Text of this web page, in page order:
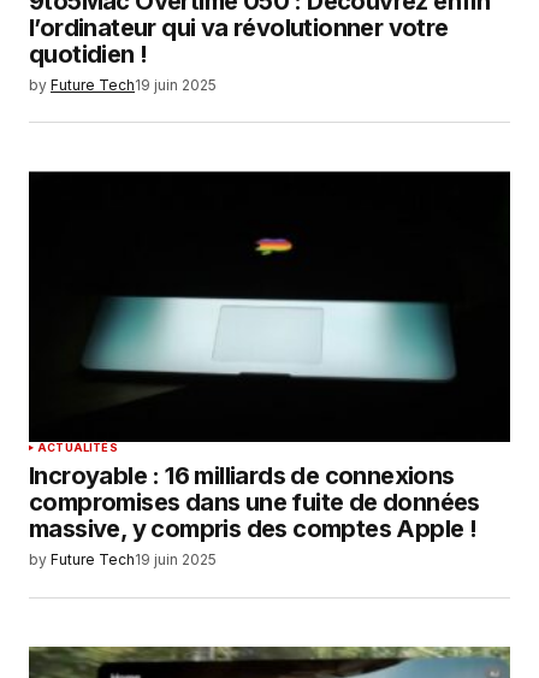
l’ordinateur qui va révolutionner votre
quotidien !
by Future Tech19 juin 2025
ACTUALITÉS
Incroyable : 16 milliards de connexions
compromises dans une fuite de données
massive, y compris des comptes Apple !
by Future Tech19 juin 2025